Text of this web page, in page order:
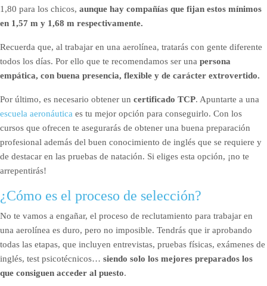
1,80 para los chicos, aunque hay compañías que fijan estos mínimos
en 1,57 m y 1,68 m respectivamente.
Recuerda que, al trabajar en una aerolínea, tratarás con gente diferente
todos los días. Por ello que te recomendamos ser una persona
empática, con buena presencia, flexible y de carácter extrovertido.
Por último, es necesario obtener un certificado TCP. Apuntarte a una
escuela aeronáutica es tu mejor opción para conseguirlo. Con los
cursos que ofrecen te asegurarás de obtener una buena preparación
profesional además del buen conocimiento de inglés que se requiere y
de destacar en las pruebas de natación. Si eliges esta opción, ¡no te
arrepentirás!
¿Cómo es el proceso de selección?
No te vamos a engañar, el proceso de reclutamiento para trabajar en
una aerolínea es duro, pero no imposible. Tendrás que ir aprobando
todas las etapas, que incluyen entrevistas, pruebas físicas, exámenes de
inglés, test psicotécnicos… siendo solo los mejores preparados los
que consiguen acceder al puesto.